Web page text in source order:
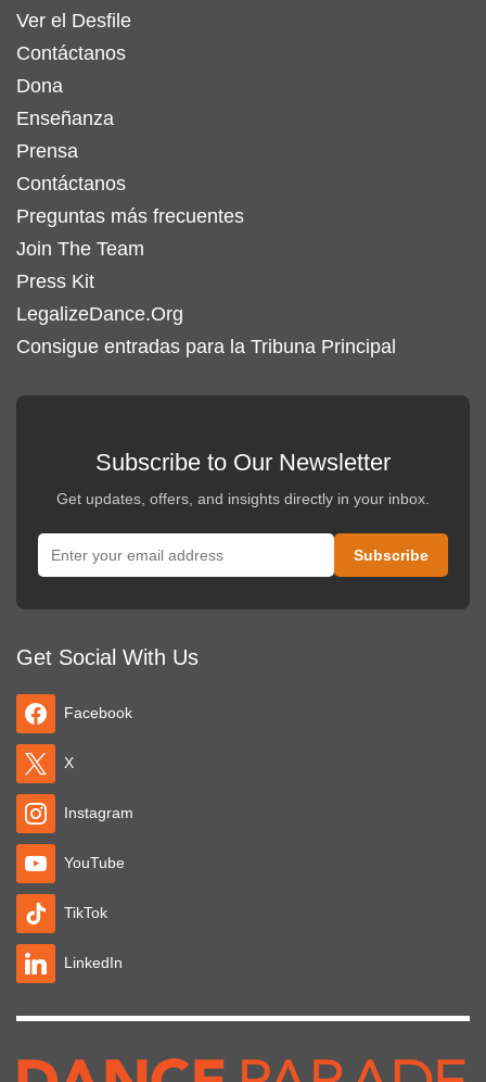
Ver el Desfile
Contáctanos
Dona
Enseñanza
Prensa
Contáctanos
Preguntas más frecuentes
Join The Team
Press Kit
LegalizeDance.Org
Consigue entradas para la Tribuna Principal
Subscribe to Our Newsletter
Get updates, offers, and insights directly in your inbox.
Get Social With Us
Facebook
X
Instagram
YouTube
TikTok
LinkedIn